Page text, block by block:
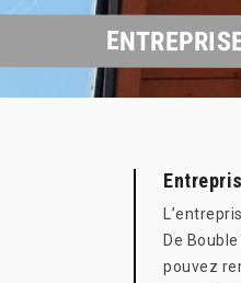
De
pouvez